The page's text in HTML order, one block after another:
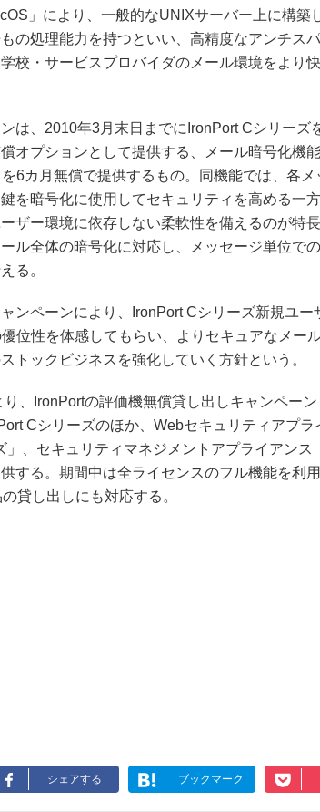
」により、一般的なUNIXサーバー上に構築
の処理能力を持つといい、高精度なアンチス
校・サービスプロバイダのメール環境をより
は、2010年3月末日までにIronPort Cシリーズ
オプションとして提供する、メール暗号化機
6カ月無償で提供するもの。同機能では、各メ
を暗号化に使用してセキュリティを高める一
ザー環境に依存しない柔軟性を備えるのが特
ル全体の暗号化に対応し、メッセージ単位で
る。
ンペーンにより、IronPort Cシリーズ新規ユー
位性を体感してもらい、よりセキュアなメー
トックビジネスを強化していく方針という。
、IronPortの評価機無償貸し出しキャンペーン
Cシリーズのほか、Webセキュリティアプラ
」、セキュリティマネジメントアプライアンス
する。期間中は全ライセンスのフル機能を利用
貸し出しにも対応する。
シェアする ブックマーク